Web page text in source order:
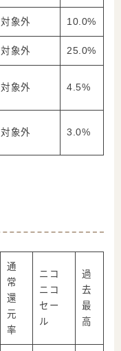
対象外 10.0%
対象外 25.0%
対象外 4.5%
対象外 3.0%
通
常
還
元
率
ニコ
ニコ
セー
ル
過
去
最
高